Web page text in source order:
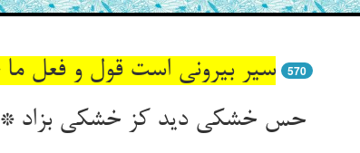
سیر بیرونی است قول و فعل 570
حس خشکی دید کز خشکی بزاد **